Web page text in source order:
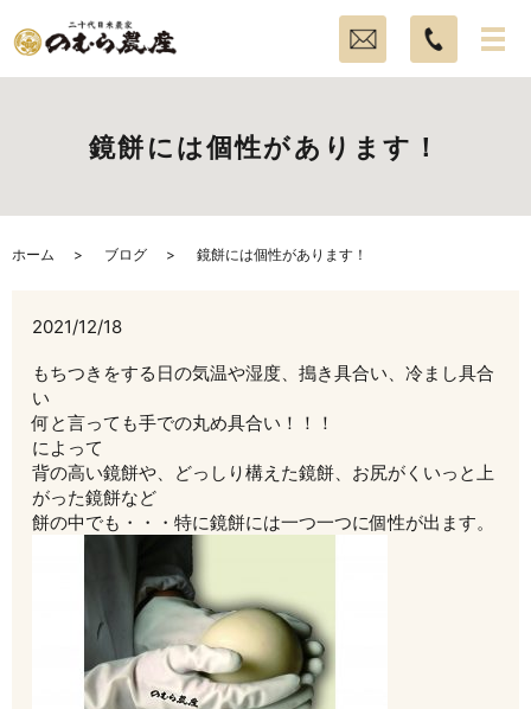
鏡餅には個性があります！
ホーム ブログ 鏡餅には個性があります！
2021/12/18
もちつきをする日の気温や湿度、搗き具合い、冷まし具合
い
何と言っても手での丸め具合い！！！
によって
背の高い鏡餅や、どっしり構えた鏡餅、お尻がくいっと上
がった鏡餅など
餅の中でも・・・特に鏡餅には一つ一つに個性が出ます。